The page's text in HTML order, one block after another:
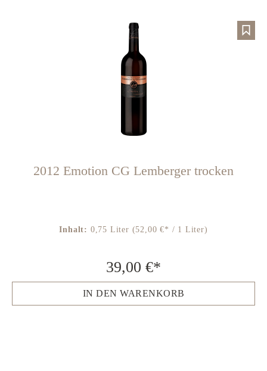
2012 Emotion CG Lemberger trocken
Inhalt: 0,75 Liter (52,00 €* / 1 Liter)
39,00 €*
IN DEN WARENKORB